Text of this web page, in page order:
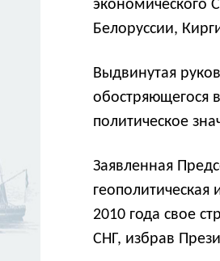
экономического
Белоруссии,
Выдвинутая
обостряющегося
политическое
Заявленная
2010 года свое
СНГ, избрав